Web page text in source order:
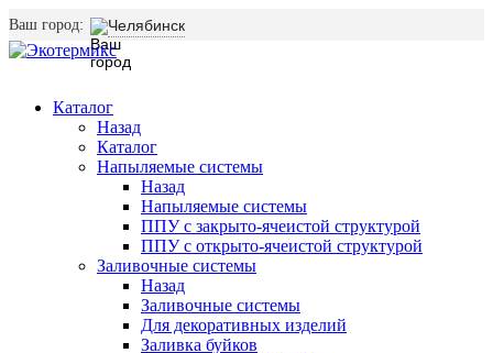
Ваш город: Челябинск
Каталог
Назад
Каталог
Напыляемые системы
Назад
Напыляемые системы
ППУ с закрыто-ячеистой структурой
ППУ с открыто-ячеистой структурой
Заливочные системы
Назад
Заливочные системы
Для декоративных изделий
Заливка буйков